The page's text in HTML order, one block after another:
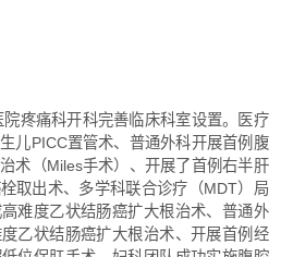
疼痛科开科完善临床科室设置。医疗
儿PICC置管术、普通外科开展首例腹
术（Miles手术）、开展了首例右半肝
取出术、多学科联合诊疗（MDT）局
难度乙状结肠癌扩大根治术、普通外
乙状结肠癌扩大根治术、开展首例经